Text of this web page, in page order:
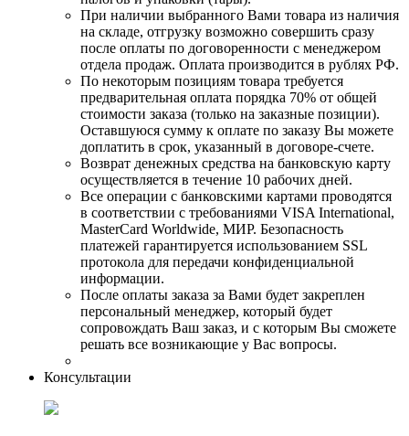
При наличии выбранного Вами товара из наличия
на складе, отгрузку возможно совершить сразу
после оплаты по договоренности с менеджером
отдела продаж. Оплата производится в рублях РФ.
По некоторым позициям товара требуется
предварительная оплата порядка 70% от общей
стоимости заказа (только на заказные позиции).
Оставшуюся сумму к оплате по заказу Вы можете
доплатить в срок, указанный в договоре-счете.
Возврат денежных средства на банковскую карту
осуществляется в течение 10 рабочих дней.
Все операции с банковскими картами проводятся
в соответствии с требованиями VISA International,
MasterCard Worldwide, МИР. Безопасность
платежей гарантируется использованием SSL
протокола для передачи конфиденциальной
информации.
После оплаты заказа за Вами будет закреплен
персональный менеджер, который будет
сопровождать Ваш заказ, и с которым Вы сможете
решать все возникающие у Вас вопросы.
Консультации